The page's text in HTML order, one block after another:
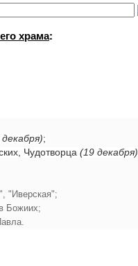
храма:
;
Чудотворца (19 декабря)
"Иверская";
Божиих;